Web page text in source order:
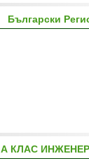
Български
А КЛАС